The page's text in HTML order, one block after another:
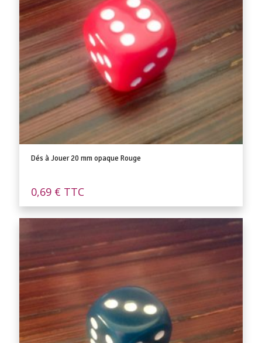
Dés à Jouer 20 mm opaque Rouge
0,69 € TTC